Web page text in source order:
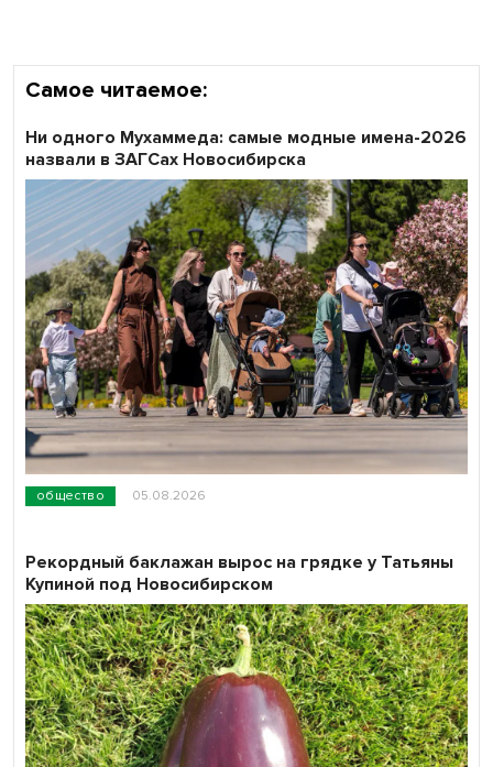
Самое читаемое:
общество 05.08.2026
Ни одного Мухаммеда: самые модные имена-2026
назвали в ЗАГСах Новосибирска
Рекордный баклажан вырос на грядке у Татьяны
Купиной под Новосибирском